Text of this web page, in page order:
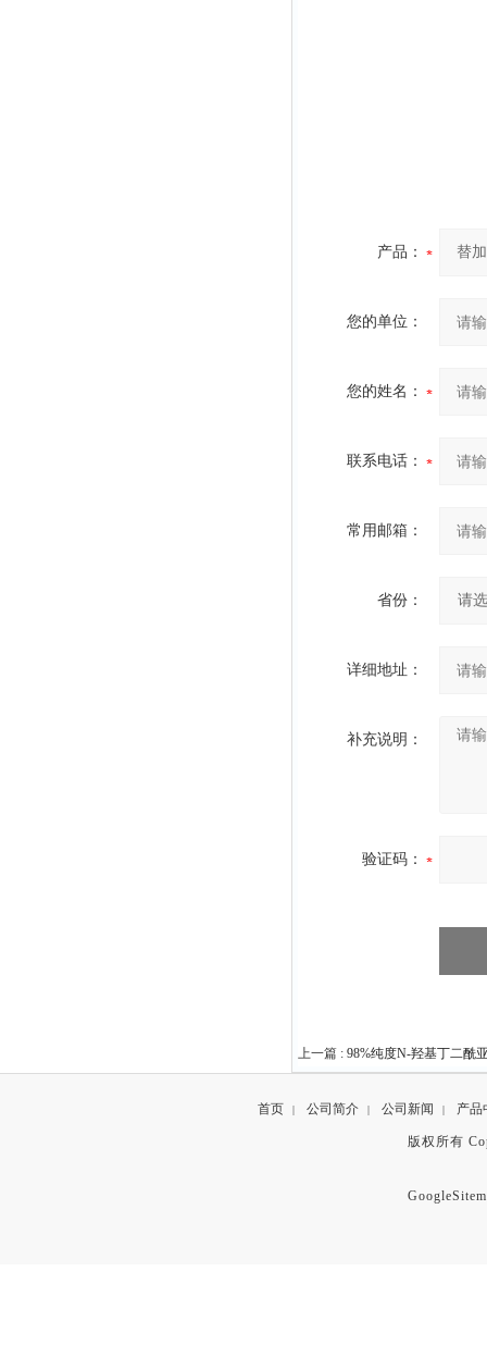
产品：
您的单位：
您的姓名：
联系电话：
常用邮箱：
省份：
详细地址：
补充说明：
验证码：
上一篇 : 98%纯度N-羟基丁二酰
首页 | 公司简介 | 公司新闻 | 产品
版权所有